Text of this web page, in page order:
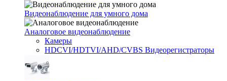
Видеонаблюдение для умного дома
Аналоговое видеонаблюдение
Камеры
HDCVI/HDTVI/AHD/CVBS Видеорегистраторы